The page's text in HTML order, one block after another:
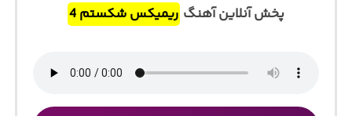
پخش آنلاین آهنگ ریمیکس شکستم 4